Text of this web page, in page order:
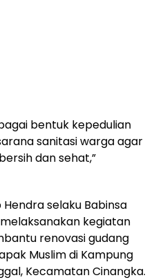
bentuk kepedulian
sanitasi warga agar
dan sehat,”
selaku Babinsa
kegiatan
renovasi gudang
Muslim di Kampung
Kecamatan Cinangka.